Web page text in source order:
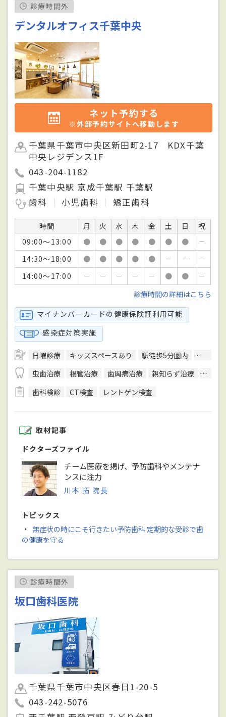
診療時間外
デンタルオフィス千葉中央
ネット予約する
※外部予約サイトへ移動します
千葉県千葉市中央区新田町2-17 KDX千葉
中央レジデンス1F
043-204-1182
千葉中央駅 京成千葉駅 千葉駅
歯科
小児歯科 矯正歯科
時間 月 火 水 木 金 土 日
祝
09:00～13:00
● ● ● ● ● ● ●
－
14:30～18:00
● ● ● ● ● － －
－
14:00～17:00
－ － － － － ● ●
－
診療時間の詳細はこちら
マイナンバーカードの健康保険証利用可能
感染症対策実施
日曜診療 キッズスペースあり 駅徒歩5分圏内
クレジ
虫歯治療
根管治療 歯周病治療 親知らず治療
顎関
歯科検診
CT検査 レントゲン検査
取材記事
ドクターズファイル
チーム医療を掲げ、予防歯科やメンテナ
ンスに注力
川本 拓 院長
トピックス
・ 無症状の時にこそ行きたい予防歯科 定期的な受診で歯
の健康を守る
診療時間外
坂口歯科医院
千葉県千葉市中央区春日1-20-5
043-242-5076